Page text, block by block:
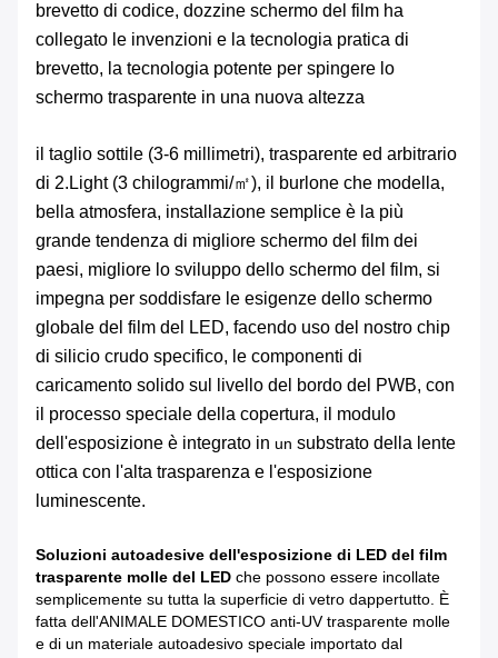
brevetto di codice, dozzine schermo del film ha
collegato le invenzioni e la tecnologia pratica di
brevetto, la tecnologia potente per spingere lo
schermo trasparente in una nuova altezza
il taglio sottile (3-6 millimetri), trasparente ed arbitrario
di 2.Light (3 chilogrammi/㎡), il burlone che modella,
bella atmosfera, installazione semplice è la più
grande tendenza di migliore schermo del film dei
paesi, migliore lo sviluppo dello schermo del film, si
impegna per soddisfare le esigenze dello schermo
globale del film del LED, facendo uso del nostro chip
di silicio crudo specifico, le componenti di
caricamento solido sul livello del bordo del PWB, con
il processo speciale della copertura, il modulo
dell'esposizione è integrato in un substrato della lente
ottica con l'alta trasparenza e l'esposizione
luminescente.
Soluzioni autoadesive dell'esposizione di LED del film
trasparente molle del LED che possono essere incollate
semplicemente su tutta la superficie di vetro dappertutto. È
fatta dell'ANIMALE DOMESTICO anti-UV trasparente molle
e di un materiale autoadesivo speciale importato dal